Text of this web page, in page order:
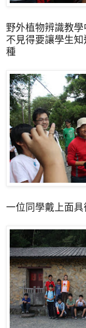
野外植物辨識教
不見得要讓學生
種
一位同學戴上面具